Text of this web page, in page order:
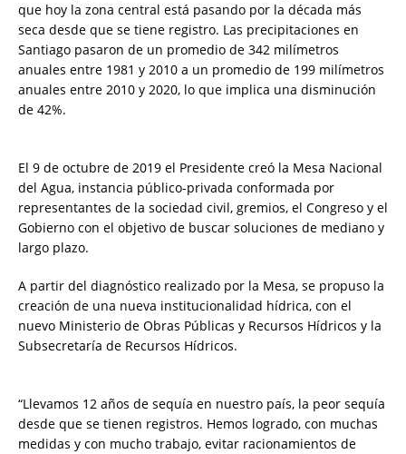
que hoy la zona central está pasando por la década más
seca desde que se tiene registro. Las precipitaciones en
Santiago pasaron de un promedio de 342 milímetros
anuales entre 1981 y 2010 a un promedio de 199 milímetros
anuales entre 2010 y 2020, lo que implica una disminución
de 42%.
El 9 de octubre de 2019 el Presidente creó la Mesa Nacional
del Agua, instancia público-privada conformada por
representantes de la sociedad civil, gremios, el Congreso y el
Gobierno con el objetivo de buscar soluciones de mediano y
largo plazo.
A partir del diagnóstico realizado por la Mesa, se propuso la
creación de una nueva institucionalidad hídrica, con el
nuevo Ministerio de Obras Públicas y Recursos Hídricos y la
Subsecretaría de Recursos Hídricos.
“Llevamos 12 años de sequía en nuestro país, la peor sequía
desde que se tienen registros. Hemos logrado, con muchas
medidas y con mucho trabajo, evitar racionamientos de